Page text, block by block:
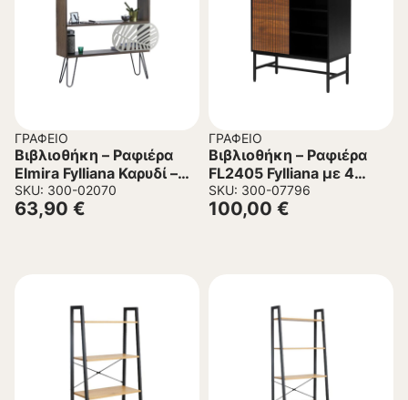
ΓΡΑΦΕΊΟ
Βιβλιοθήκη – Ραφιέρα
Elmira Fylliana Καρυδί –
Μαύρο 117x25x94 εκ.
SKU: 300-02070
63,90 €
ΓΡΑΦΕΊΟ
Βιβλιοθήκη – Ραφιέρα
FL2405 Fylliana με 4
ράφια και 1 ντουλάπι
Μάυρο – Καφέ
SKU: 300-07796
100,00 €